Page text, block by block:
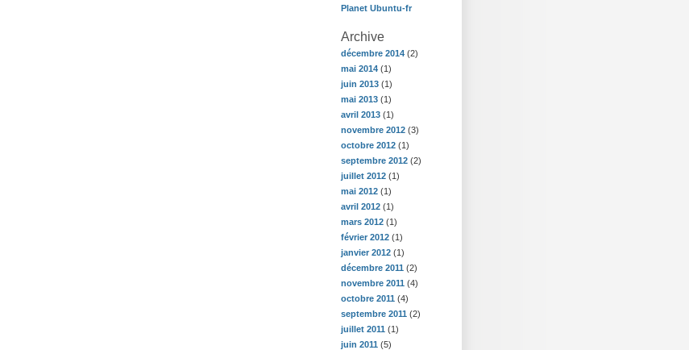
Planet Ubuntu-fr
Archive
décembre 2014 (2)
mai 2014 (1)
juin 2013 (1)
mai 2013 (1)
avril 2013 (1)
novembre 2012 (3)
octobre 2012 (1)
septembre 2012 (2)
juillet 2012 (1)
mai 2012 (1)
avril 2012 (1)
mars 2012 (1)
février 2012 (1)
janvier 2012 (1)
décembre 2011 (2)
novembre 2011 (4)
octobre 2011 (4)
septembre 2011 (2)
juillet 2011 (1)
juin 2011 (5)